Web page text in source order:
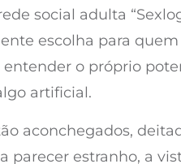
social adulta
escolha para
entender o próprio
artificial.
aconchegados,
parecer estranho, a